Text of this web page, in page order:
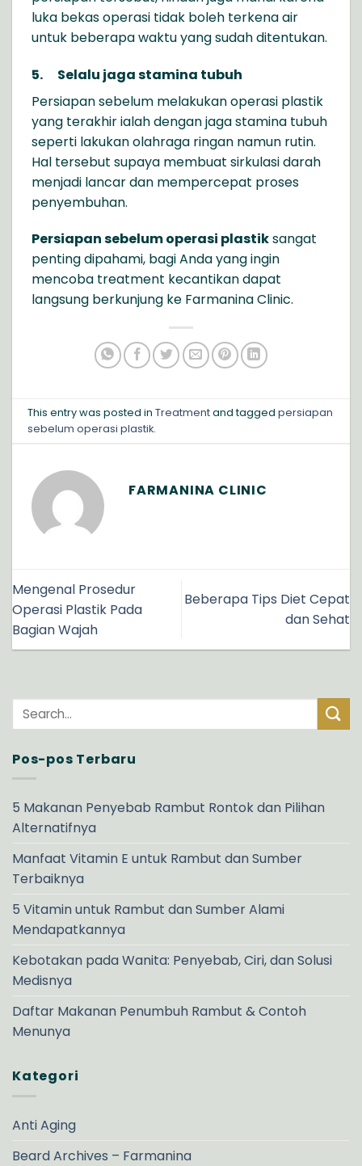
luka bekas operasi tidak boleh terkena air
untuk beberapa waktu yang sudah ditentukan.
5. Selalu jaga stamina tubuh
Persiapan sebelum melakukan operasi plastik
yang terakhir ialah dengan jaga stamina tubuh
seperti lakukan olahraga ringan namun rutin.
Hal tersebut supaya membuat sirkulasi darah
menjadi lancar dan mempercepat proses
penyembuhan.
Persiapan sebelum operasi plastiksangat
penting dipahami, bagi Anda yang ingin
mencoba treatment kecantikan dapat
langsung berkunjung ke Farmanina Clinic.
This entry was posted inTreatmentand taggedpersiapan
sebelum operasi plastik.
FARMANINA CLINIC
Mengenal Prosedur
Operasi Plastik Pada
Bagian Wajah
Beberapa Tips Diet Cepat
dan Sehat
Pos-pos Terbaru
5 Makanan Penyebab Rambut Rontok dan Pilihan
Alternatifnya
Manfaat Vitamin E untuk Rambut dan Sumber
Terbaiknya
5 Vitamin untuk Rambut dan Sumber Alami
Mendapatkannya
Kebotakan pada Wanita: Penyebab, Ciri, dan Solusi
Medisnya
Daftar Makanan Penumbuh Rambut & Contoh
Menunya
Kategori
Anti Aging
Beard Archives – Farmanina